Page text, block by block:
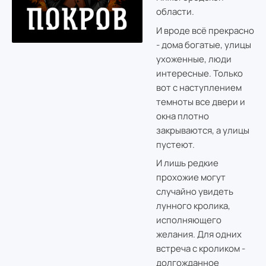
области.
И вроде всё прекрасно
- дома богатые, улицы
ухоженные, люди
интересные. Только
вот с наступлением
темноты все двери и
окна плотно
закрываются, а улицы
пустеют.
И лишь редкие
прохожие могут
случайно увидеть
лунного кролика,
исполняющего
желания. Для одних
встреча с кроликом -
долгожданное